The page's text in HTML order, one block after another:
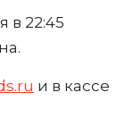
в 22:45
и в кассе